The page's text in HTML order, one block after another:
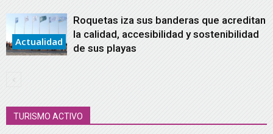
Actualidad
Roquetas iza sus banderas que acreditan
la calidad, accesibilidad y sostenibilidad
de sus playas
TURISMO ACTIVO